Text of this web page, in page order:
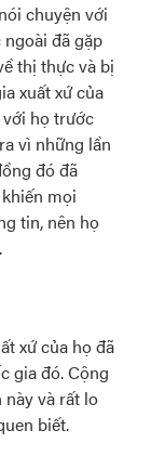
chuyện với
đã gặp
thị thực và bị
xuất xứ của
với họ trước
vì những lần
đó đã
mọi
tin, nên họ
xứ của họ đã
gia đó. Cộng
này và rất lo
biết.